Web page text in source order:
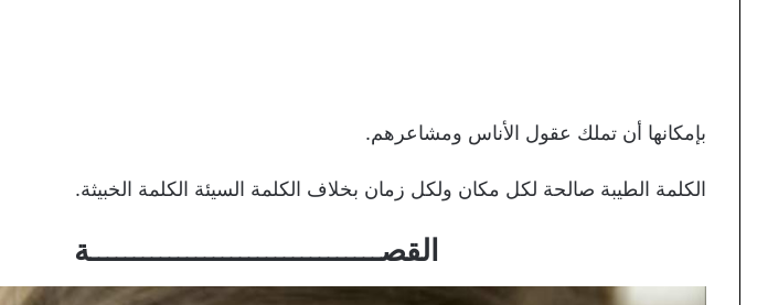
بإمكانها أن تملك عقول الأناس ومشاعرهم.
الكلمة الطيبة صالحة لكل مكان ولكل زمان بخلاف الكلمة السيئة الكلمة الخبيثة.
القصـــــــــــــــــــــــــــــــــة